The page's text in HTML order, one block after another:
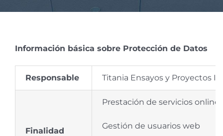
Información básica sobre Protección de Datos
Responsable Titania Ensayos y Proyectos
Finalidad
Prestación de servicios online
Gestión de usuarios web